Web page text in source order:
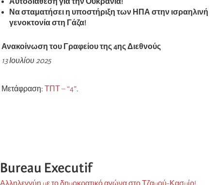
Να σταματήσει η υποστήριξη των ΗΠΑ στην ισραηλινή
γενοκτονία στη Γάζα!
Ανακοίνωση του Γραφείου της 4ης Διεθνούς
13 Ιουλίου 2025
Μετάφραση: ΤΠΤ – “4”.
Bureau Executif